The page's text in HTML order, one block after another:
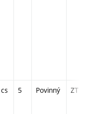
cs 5 Povinný ZT